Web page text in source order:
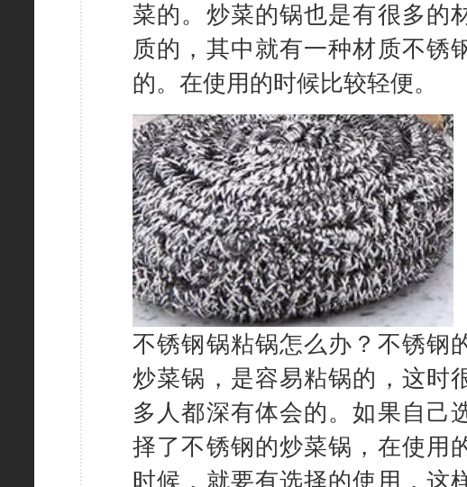
菜的。炒菜的锅也是有很多的
质的，其中就有一种材质不锈
的。在使用的时候比较轻便。
不锈钢锅粘锅怎么办？不锈钢
炒菜锅，是容易粘锅的，这时
多人都深有体会的。如果自己
择了不锈钢的炒菜锅，在使用
时候，就要有选择的使用，这